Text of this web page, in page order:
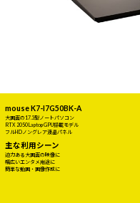
mouse K7-I7G50BK-A
大画面の17.3型ノートパソコン
RTX 2050 Laptop GPU搭載モデル
フルHDノングレア液晶パネル
主な利用シーン
迫力ある大画面の映像に
幅広いエンタメ用途に
簡単な動画・画像作成に